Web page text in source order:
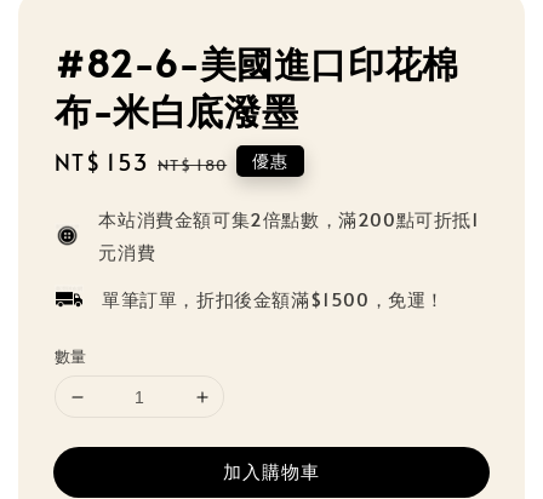
#82-6-美國進口印花棉
布-米白底潑墨
Sale
NT$ 153 Regular
NT$ 180 優惠
本站消費金額可集2倍點數，滿200點可折抵1
元消費
單筆訂單，折扣後金額滿$1500，免運！
數量
加入購物車